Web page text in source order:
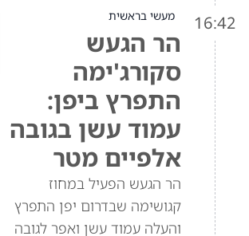
16:42 מעשי בראשית
הר הגעש
סקורג'ימה
התפרץ ביפן:
עמוד עשן בגובה
אלפיים מטר
הר הגעש הפעיל במחוז
קגושימה שבדרום יפן התפרץ
והעלה עמוד עשן ואפר לגובה